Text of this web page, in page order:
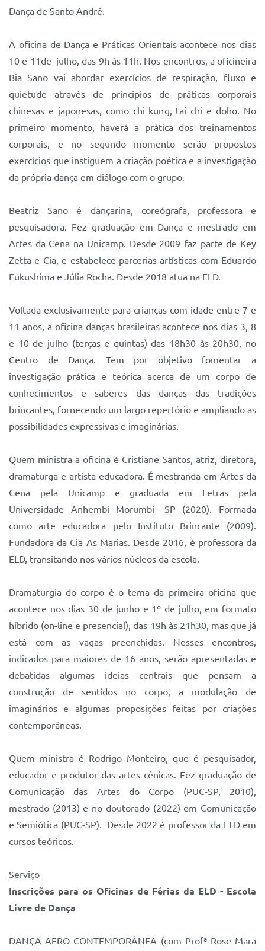
Dança de Santo André.
A oficina de Dança e Práticas Orientais acontece nos dias
10 e 11de julho, das 9h às 11h. Nos encontros, a oficineira
Bia Sano vai abordar exercícios de respiração, fluxo e
quietude através de princípios de práticas corporais
chinesas e japonesas, como chi kung, tai chi e doho. No
primeiro momento, haverá a prática dos treinamentos
corporais, e no segundo momento serão propostos
exercícios que instiguem a criação poética e a investigação
da própria dança em diálogo com o grupo.
Beatriz Sano é dançarina, coreógrafa, professora e
pesquisadora. Fez graduação em Dança e mestrado em
Artes da Cena na Unicamp. Desde 2009 faz parte de Key
Zetta e Cia, e estabelece parcerias artísticas com Eduardo
Fukushima e Júlia Rocha. Desde 2018 atua na ELD.
Voltada exclusivamente para crianças com idade entre 7 e
11 anos, a oficina danças brasileiras acontece nos dias 3, 8
e 10 de julho (terças e quintas) das 18h30 às 20h30, no
Centro de Dança. Tem por objetivo fomentar a
investigação prática e teórica acerca de um corpo de
conhecimentos e saberes das danças das tradições
brincantes, fornecendo um largo repertório e ampliando as
possibilidades expressivas e imaginárias.
Quem ministra a oficina é Cristiane Santos, atriz, diretora,
dramaturga e artista educadora. É mestranda em Artes da
Cena pela Unicamp e graduada em Letras pela
Universidade Anhembi Morumbi- SP (2020). Formada
como arte educadora pelo Instituto Brincante (2009).
Fundadora da Cia As Marias. Desde 2016, é professora da
ELD, transitando nos vários núcleos da escola.
Dramaturgia do corpo é o tema da primeira oficina que
acontece nos dias 30 de junho e 1º de julho, em formato
híbrido (on-line e presencial), das 19h às 21h30, mas que já
está com as vagas preenchidas. Nesses encontros,
indicados para maiores de 16 anos, serão apresentadas e
debatidas algumas ideias centrais que pensam a
construção de sentidos no corpo, a modulação de
imaginários e algumas proposições feitas por criações
contemporâneas.
Quem ministra é Rodrigo Monteiro, que é pesquisador,
educador e produtor das artes cênicas. Fez graduação de
Comunicação das Artes do Corpo (PUC-SP, 2010),
mestrado (2013) e no doutorado (2022) em Comunicação
e Semiótica (PUC-SP). Desde 2022 é professor da ELD em
cursos teóricos.
Serviço
Inscrições para os Oficinas de Férias da ELD - Escola
Livre de Dança
DANÇA AFRO CONTEMPORÂNEA (com Profª Rose Mara